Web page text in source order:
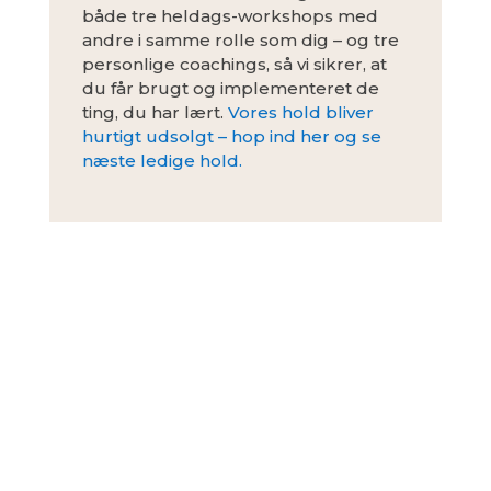
både tre heldags-workshops med
andre i samme rolle som dig – og tre
personlige coachings, så vi sikrer, at
du får brugt og implementeret de
ting, du har lært. Vores hold bliver
hurtigt udsolgt – hop ind her og se
næste ledige hold.